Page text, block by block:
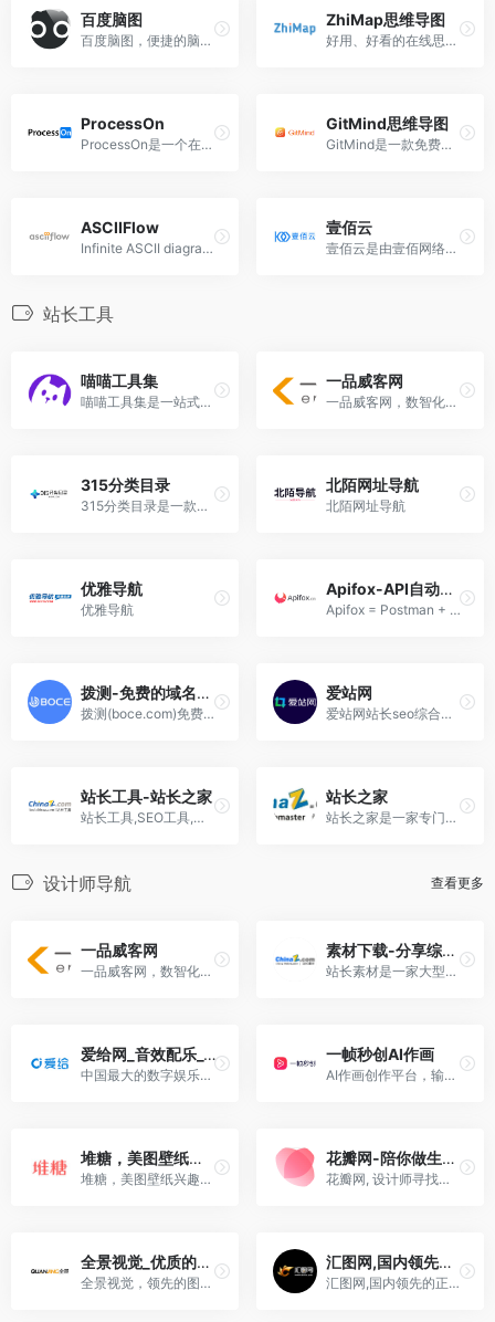
百度脑图
百度脑图，便捷的脑图编辑工具 - 控制创意，如此简单。让您在线上直接创建、保存并分享你的思路。免安装 云存储 易分享 体验舒适 功能丰富
ZhiMap思维导图
好用、好看的在线思维导图工具，帮助你提高工作效率、学习效率
ProcessOn
ProcessOn是一个在线协作绘图平台，为用户提供强大、易用的作图工具！支持在线创作流程图、思维导图、组织结构图、网络拓扑图、BPMN、UML图、UI界面原型设计、iOS界面原型设计等。同时依托于互联网实现了人与人之间的实时协作和共享。
GitMind思维导图
GitMind是一款免费在线思维导图软件，支持Windows/Mac/Linux多平台操作及内容同步。
ASCIIFlow
Infinite ASCII diagrams, save to Google Drive, resize, freeform draw, and export straight to text/html.
壹佰云
壹佰云是由壹佰网络科技公司独立研发的小程序源码SASS平台。
站长工具
喵喵工具集
喵喵工具集是一站式多功能平台，集文件转换、PDF编辑、AI工具、图片处理功能为一体。
一品威客网
一品威客网，数智化创意设计交易服务平台，聚集设计、开发、策划、营销等多品类千万级威客服务商。
315分类目录
315分类目录是一款免费收录分享优秀网址的网站导航，支持自动收录、自动审核、自动分类目录、获取图标、
北陌网址导航
北陌网址导航
优雅导航
优雅导航
Apifox-API自动化测试工具
Apifox = Postman + Swagger + Mock + JMeter。集接口文档工具、接口Mock工具、接口自动化测试工具、接口调试工具于一体，提升 10 倍研发效率。是最好用的API文档工具，API自动化测试工具，API Mock工具，接口文档管理工具，接口文档生成工具。
拨测-免费的域名检测工具网
拨测(boce.com)免费提供网站速度测试、网络速度检测、域名污染检测、域名被墙查询、多地区在线ping测试、dns查询、路由跟踪查询、ipv6网站测试等功能；网络检测节点覆盖全国各省电信、联通、移动、教育网等。
爱站网
爱站网站长seo综合查询工具提供网站收录查询和站长查询以及百度权重值查询等多个站长工具，免费查询各种数据，包括收录、反链及关键词排名等。
站长工具-站长之家
站长工具,SEO工具,权重查询,收录查询,PR查询,ICP备案查询,whois查询,友情链接查询,反向链接查询,网站测试,IP查询,Alexa查询。
站长之家
站长之家是一家专门针对中文站点提供资讯、技术、资源、服务的网站。
设计师导航 查看更多
一品威客网
一品威客网，数智化创意设计交易服务平台，聚集设计、开发、策划、营销等多品类千万级威客服务商。
素材下载-分享综合设计素材免费下载的平台-站长素材
站长素材是一家大型综合设计类素材网站，提供高清图片素材。
爱给网_音效配乐_3D模型_视频素材_免费下载
中国最大的数字娱乐免费素材下载网站,免费提供免费的音效配乐|3D模型|视频|游戏素材资源下载。
一帧秒创AI作画
AI作画创作平台，输入关键词一键生成绘画作品
堆糖，美图壁纸兴趣社区
堆糖，美图壁纸兴趣社区。收录几十亿高清优质图片，数千万用户的珍藏分享，一键收藏下载美图。
花瓣网-陪你做生活的设计师
花瓣网, 设计师寻找灵感的天堂！图片素材领导者，帮你采集、发现网络上你喜欢的事物。
全景视觉_优质的图片库和海量图片网站
全景视觉，领先的图片库和正版图片素材网站；为个人提供图片素材，图片搜索，图片分享，高清图片下载；为企业提供一站式全媒体创意解决方案。
汇图网,国内领先的正版商业图库
汇图网,国内领先的正版商业图库,原创作品交易平台,中国版权协会理事单位.